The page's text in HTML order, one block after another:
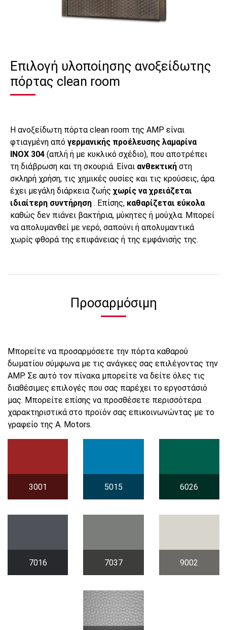
Επιλογή υλοποίησης ανοξείδωτης
πόρτας clean room
H ανοξείδωτη πόρτα clean room της AMP είναι
φτιαγμένη από γερμανικής προέλευσης λαμαρίνα
INOX 304 (απλή ή με κυκλικό σχέδιο), που αποτρέπει
τη διάβρωση και τη σκουριά. Είναι ανθεκτική στη
σκληρή χρήση, τις χημικές ουσίες και τις κρούσεις, άρα
έχει μεγάλη διάρκεια ζωής χωρίς να χρειάζεται
ιδιαίτερη συντήρηση . Επίσης, καθαρίζεται εύκολα
καθώς δεν πιάνει βακτήρια, μύκητες ή μούχλα. Μπορεί
να απολυμανθεί με νερό, σαπούνι ή απολυμαντικά
χωρίς φθορά της επιφάνειας ή της εμφάνισής της.
Προσαρμόσιμη
Μπορείτε να προσαρμόσετε την πόρτα καθαρού
δωματίου σύμφωνα με τις ανάγκες σας επιλέγοντας την
AMP. Σε αυτό τον πίνακα μπορείτε να δείτε όλες τις
διαθέσιμες επιλογές που σας παρέχει το εργοστάσιό
μας. Μπορείτε επίσης να προσθέσετε περισσότερα
χαρακτηριστικά στο προϊόν σας επικοινωνώντας με το
γραφείο της A. Motors.
3001 5015 6026
7016 7037 9002